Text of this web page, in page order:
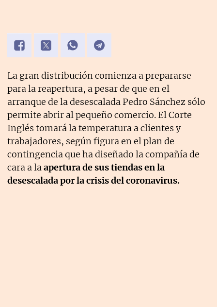
La gran distribución comienza a prepararse
para la reapertura, a pesar de que en el
arranque de la desescalada Pedro Sánchez sólo
permite abrir al pequeño comercio. El Corte
Inglés tomará la temperatura a clientes y
trabajadores, según figura en el plan de
contingencia que ha diseñado la compañía de
cara a laapertura de sus tiendas en la
desescalada por la crisis del coronavirus.